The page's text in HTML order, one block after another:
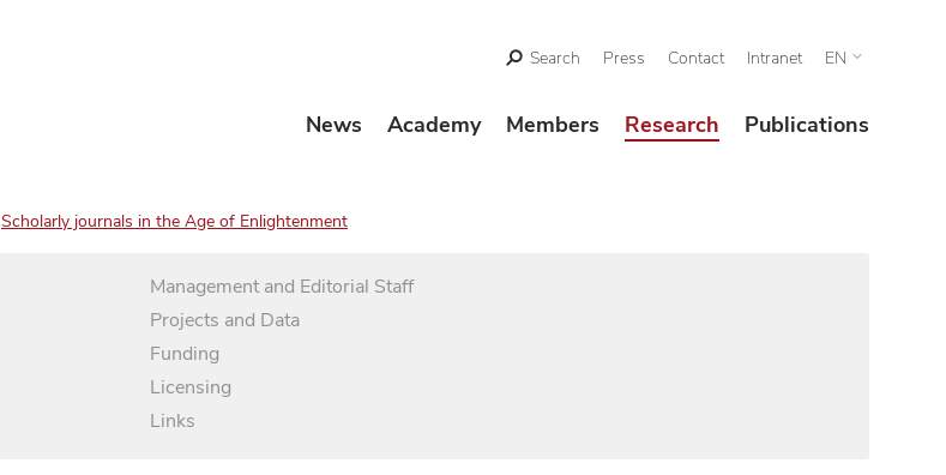
Search Press Contact Intranet EN
News Academy Members Research Publications
Scholarly journals in the Age of Enlightenment
Management and Editorial Staff
Projects and Data
Funding
Licensing
Links